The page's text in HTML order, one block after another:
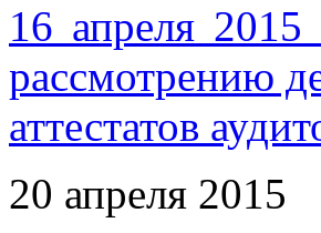
16 апреля 2015
рассмотрению
аттестатов
20 апреля 2015